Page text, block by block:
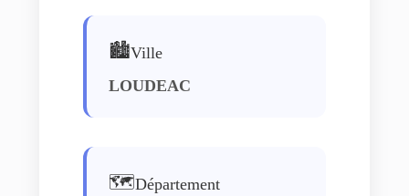
🏙️Ville
LOUDEAC
🗺️Département